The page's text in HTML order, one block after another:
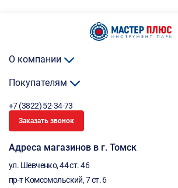
О компании
Покупателям
+7 (3822) 52-34-73
Заказать звонок
Адреса магазинов в г. Томск
ул. Шевченко, 44 ст. 46
пр-т Комсомольский, 7 ст. 6